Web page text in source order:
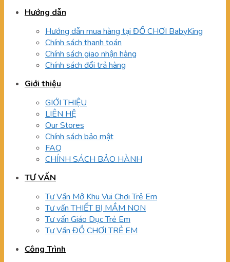
Hướng dẫn
Hướng dẫn mua hàng tại ĐỒ CHƠI BabyKing
Chính sách thanh toán
Chính sách giao nhận hàng
Chính sách đổi trả hàng
Giới thiệu
GIỚI THIỆU
LIÊN HỆ
Our Stores
Chính sách bảo mật
FAQ
CHÍNH SÁCH BẢO HÀNH
TƯ VẤN
Tư Vấn Mở Khu Vui Chơi Trẻ Em
Tư vấn THIẾT BỊ MẦM NON
Tư vấn Giáo Dục Trẻ Em
Tư Vấn ĐỒ CHƠI TRẺ EM
Công Trình